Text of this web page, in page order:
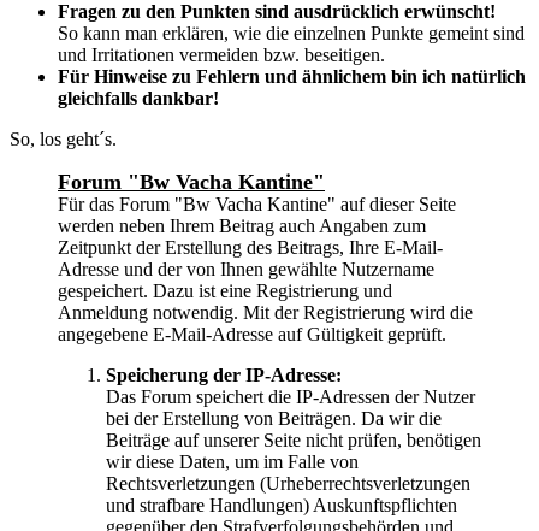
Fragen zu den Punkten sind ausdrücklich erwünscht!
So kann man erklären, wie die einzelnen Punkte gemeint sind
und Irritationen vermeiden bzw. beseitigen.
Für Hinweise zu Fehlern und ähnlichem bin ich natürlich
gleichfalls dankbar!
So, los geht´s.
Forum "Bw Vacha Kantine"
Für das Forum "Bw Vacha Kantine" auf dieser Seite
werden neben Ihrem Beitrag auch Angaben zum
Zeitpunkt der Erstellung des Beitrags, Ihre E-Mail-
Adresse und der von Ihnen gewählte Nutzername
gespeichert. Dazu ist eine Registrierung und
Anmeldung notwendig. Mit der Registrierung wird die
angegebene E-Mail-Adresse auf Gültigkeit geprüft.
Speicherung der IP-Adresse:
Das Forum speichert die IP-Adressen der Nutzer
bei der Erstellung von Beiträgen. Da wir die
Beiträge auf unserer Seite nicht prüfen, benötigen
wir diese Daten, um im Falle von
Rechtsverletzungen (Urheberrechtsverletzungen
und strafbare Handlungen) Auskunftspflichten